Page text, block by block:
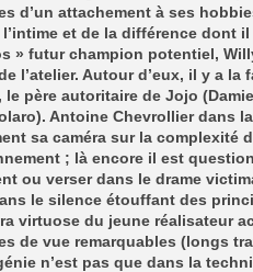
d’un attachement à ses
l’intime et de la différence dont
» futur champion potentiel,
l’atelier. Autour d’eux, il y a
le père autoritaire de Jojo
Antoine Chevrollier dans
sa caméra sur la complexité
; là encore il est
ou verser dans le drame
le silence étouffant des
virtuose du jeune réalisateur
de vue remarquables (longs
n’est pas que dans la